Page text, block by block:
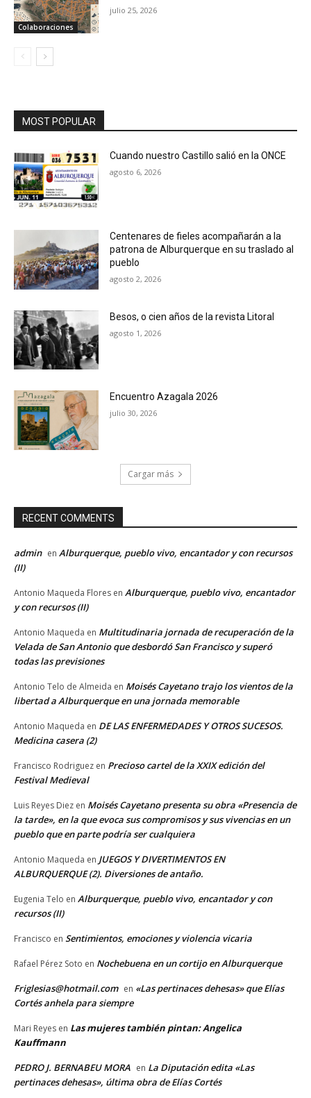
Colaboraciones
julio 25, 2026
MOST POPULAR
Cuando nuestro Castillo salió en la ONCE
agosto 6, 2026
Centenares de fieles acompañarán a la
patrona de Alburquerque en su traslado al
pueblo
agosto 2, 2026
Besos, o cien años de la revista Litoral
agosto 1, 2026
Encuentro Azagala 2026
julio 30, 2026
Cargar más
RECENT COMMENTS
admin en Alburquerque, pueblo vivo, encantador y con recursos
(II)
Antonio Maqueda Flores en Alburquerque, pueblo vivo, encantador
y con recursos (II)
Antonio Maqueda en Multitudinaria jornada de recuperación de la
Velada de San Antonio que desbordó San Francisco y superó
todas las previsiones
Antonio Telo de Almeida en Moisés Cayetano trajo los vientos de la
libertad a Alburquerque en una jornada memorable
Antonio Maqueda en DE LAS ENFERMEDADES Y OTROS SUCESOS.
Medicina casera (2)
Francisco Rodriguez en Precioso cartel de la XXIX edición del
Festival Medieval
Luis Reyes Diez en Moisés Cayetano presenta su obra «Presencia de
la tarde», en la que evoca sus compromisos y sus vivencias en un
pueblo que en parte podría ser cualquiera
Antonio Maqueda en JUEGOS Y DIVERTIMENTOS EN
ALBURQUERQUE (2). Diversiones de antaño.
Eugenia Telo en Alburquerque, pueblo vivo, encantador y con
recursos (II)
Francisco en Sentimientos, emociones y violencia vicaria
Rafael Pérez Soto en Nochebuena en un cortijo en Alburquerque
Friglesias@hotmail.com en «Las pertinaces dehesas» que Elías
Cortés anhela para siempre
Mari Reyes en Las mujeres también pintan: Angelica
Kauffmann
PEDRO J. BERNABEU MORA en La Diputación edita «Las
pertinaces dehesas», última obra de Elías Cortés